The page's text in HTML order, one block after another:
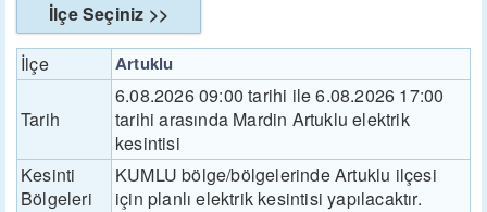
İlçe Seçiniz >>
İlçe
Artuklu
Tarih
6.08.2026 09:00 tarihi ile 6.08.2026 17:00
tarihi arasında Mardin Artuklu elektrik
kesintisi
Kesinti
Bölgeleri
KUMLU bölge/bölgelerinde Artuklu ilçesi
için planlı elektrik kesintisi yapılacaktır.